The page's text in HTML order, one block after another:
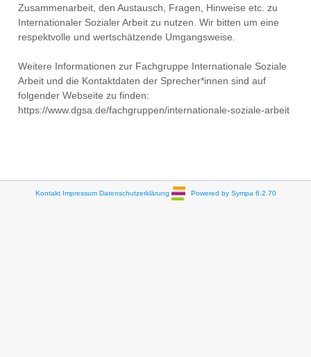
Zusammenarbeit, den Austausch, Fragen, Hinweise etc. zu
Internationaler Sozialer Arbeit zu nutzen. Wir bitten um eine
respektvolle und wertschätzende Umgangsweise.
Weitere Informationen zur Fachgruppe Internationale Soziale
Arbeit und die Kontaktdaten der Sprecher*innen sind auf
folgender Webseite zu finden:
https://www.dgsa.de/fachgruppen/internationale-soziale-arbeit
Kontakt Impressum Datenschutzerklärung Powered by Sympa 6.2.70